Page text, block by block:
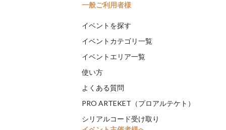
一般ご利用者様
イベントを探す
イベントカテゴリ一覧
イベントエリア一覧
使い方
よくある質問
PRO ARTEKET（プロアルテケト）
シリアルコード受け取り